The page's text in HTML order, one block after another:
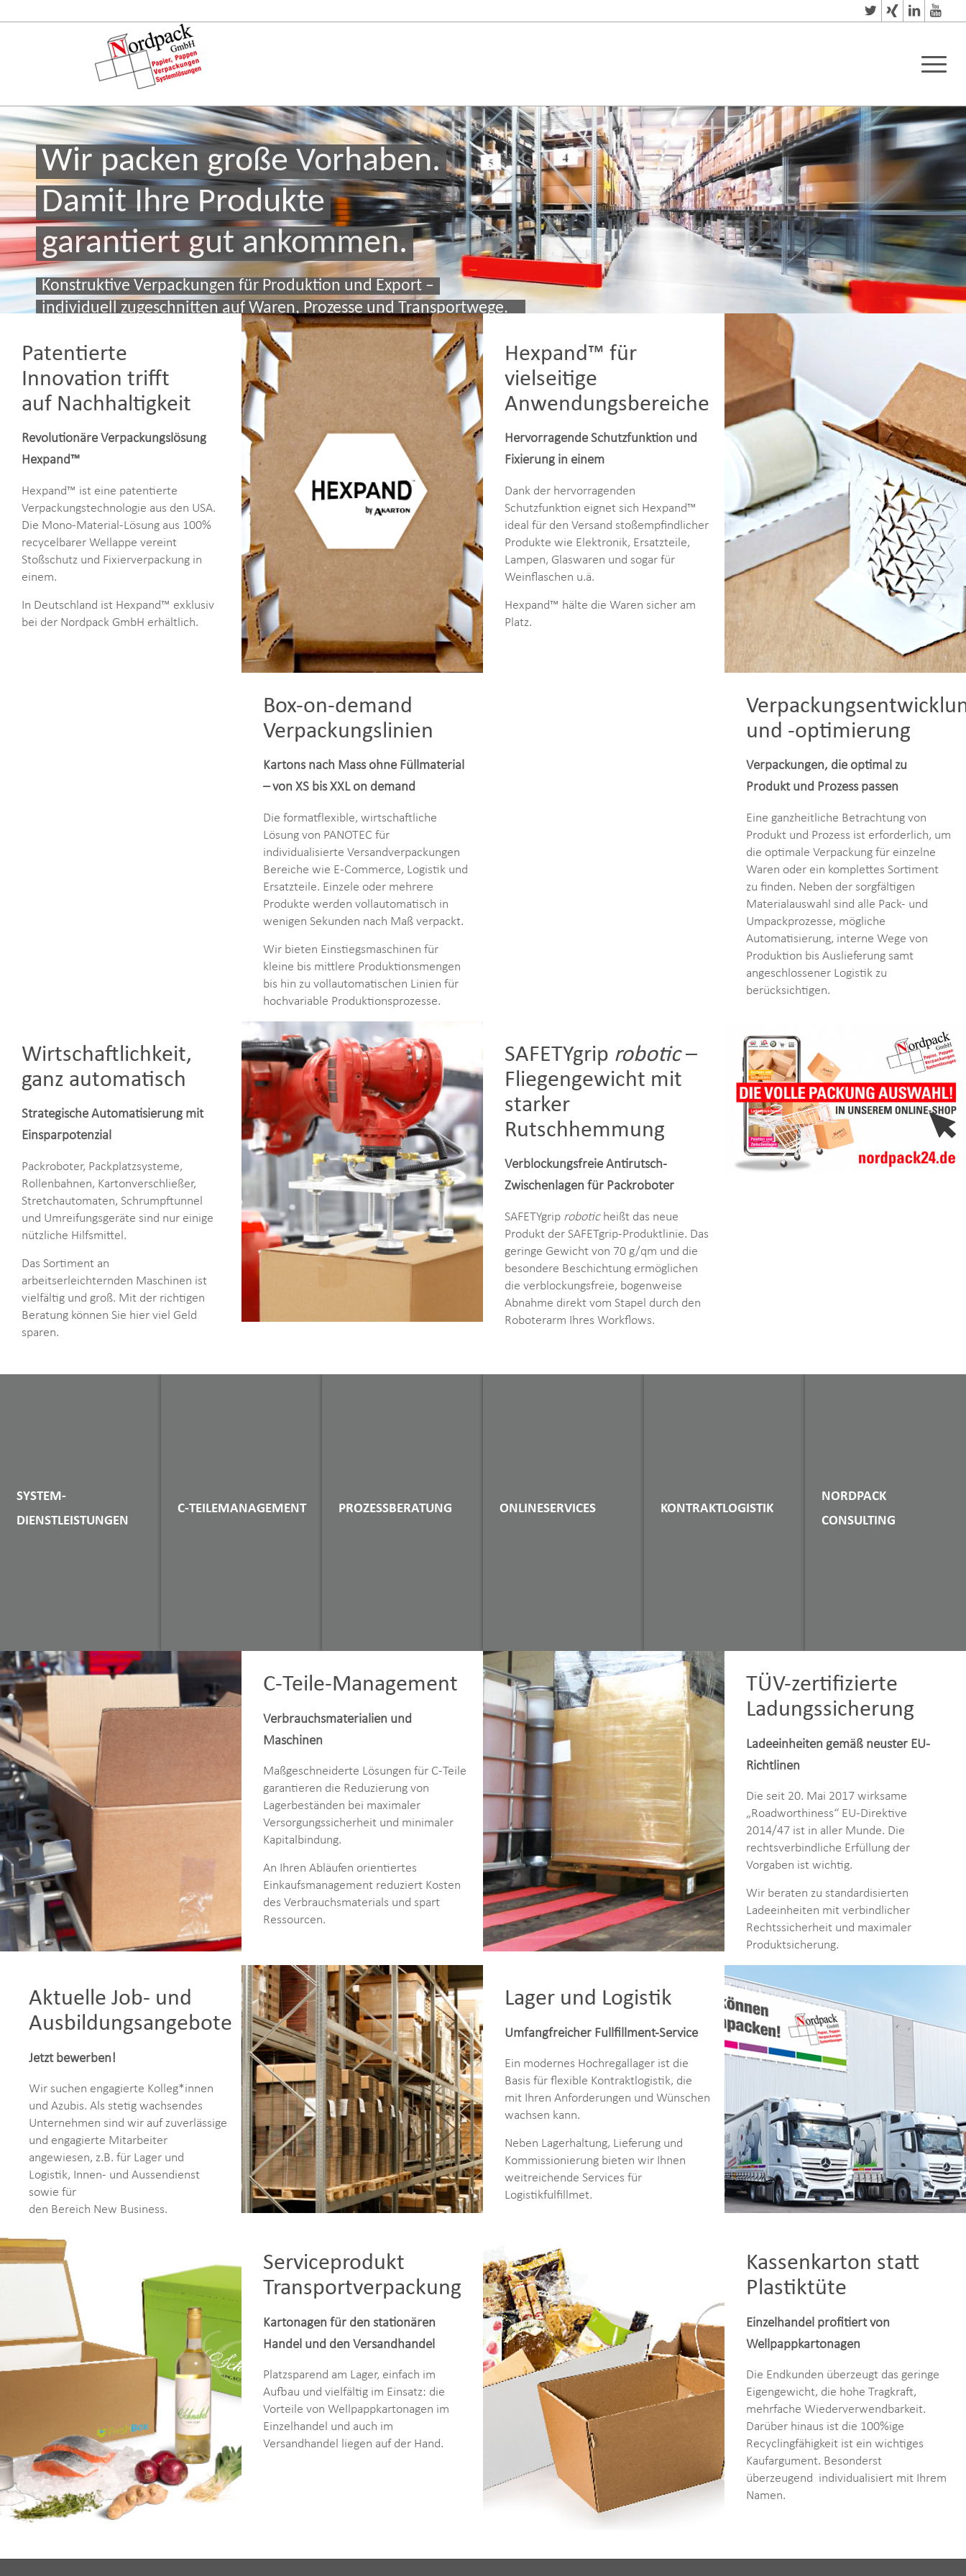
Wir packen große Vorhaben.
Damit Ihre Produkte
garantiert gut ankommen.
Konstruktive Verpackungen für Produktion und Export –
individuell zugeschnitten auf Waren, Prozesse und Transportwege.
Patentierte
Innovation trifft
auf Nachhaltigkeit
Revolutionäre Verpackungslösung
Hexpand™
Hexpand™ ist eine patentierte
Verpackungstechnologie aus den USA.
Die Mono-Material-Lösung aus 100%
recycelbarer Wellappe vereint
Stoßschutz und Fixierverpackung in
einem.
In Deutschland ist Hexpand™ exklusiv
bei der Nordpack GmbH erhältlich.
Hexpand™ für
vielseitige
Anwendungsbereiche
Hervorragende Schutzfunktion und
Fixierung in einem
Dank der hervorragenden
Schutzfunktion eignet sich Hexpand™
ideal für den Versand stoßempfindlicher
Produkte wie Elektronik, Ersatzteile,
Lampen, Glaswaren und sogar für
Weinflaschen u.ä.
Hexpand™ hälte die Waren sicher am
Platz.
Box-on-demand
Verpackungslinien
Kartons nach Mass ohne Füllmaterial
– von XS bis XXL on demand
Die formatflexible, wirtschaftliche
Lösung von PANOTEC für
individualisierte Versandverpackungen
Bereiche wie E-Commerce, Logistik und
Ersatzteile. Einzele oder mehrere
Produkte werden vollautomatisch in
wenigen Sekunden nach Maß verpackt.
Wir bieten Einstiegsmaschinen für
kleine bis mittlere Produktionsmengen
bis hin zu vollautomatischen Linien für
hochvariable Produktionsprozesse.
und -optimierung
Verpackungen, die optimal zu
Produkt und Prozess passen
Eine ganzheitliche Betrachtung von
Produkt und Prozess ist erforderlich, um
die optimale Verpackung für einzelne
Waren oder ein komplettes Sortiment
zu finden. Neben der sorgfältigen
Materialauswahl sind alle Pack- und
Umpackprozesse, mögliche
Automatisierung, interne Wege von
Produktion bis Auslieferung samt
angeschlossener Logistik zu
berücksichtigen.
Wirtschaftlichkeit,
ganz automatisch
Strategische Automatisierung mit
Einsparpotenzial
Packroboter, Packplatzsysteme,
Rollenbahnen, Kartonverschließer,
Stretchautomaten, Schrumpftunnel
und Umreifungsgeräte sind nur einige
nützliche Hilfsmittel.
Das Sortiment an
arbeitserleichternden Maschinen ist
vielfältig und groß. Mit der richtigen
Beratung können Sie hier viel Geld
sparen.
SAFETYgrip robotic–
Fliegengewicht mit
starker
Rutschhemmung
Verblockungsfreie Antirutsch-
Zwischenlagen für Packroboter
SAFETYgrip roboticheißt das neue
Produkt der SAFETgrip-Produktlinie. Das
geringe Gewicht von 70 g/qm und die
besondere Beschichtung ermöglichen
die verblockungsfreie, bogenweise
Abnahme direkt vom Stapel durch den
Roboterarm Ihres Workflows.
SYSTEM-
DIENSTLEISTUNGEN
C-TEILEMANAGEMENT PROZESSBERATUNG ONLINESERVICES KONTRAKTLOGISTIK
NORDPACK
CONSULTING
C-Teile-Management
Verbrauchsmaterialien und
Maschinen
Maßgeschneiderte Lösungen für C-Teile
garantieren die Reduzierung von
Lagerbeständen bei maximaler
Versorgungssicherheit und minimaler
Kapitalbindung.
An Ihren Abläufen orientiertes
Einkaufsmanagement reduziert Kosten
des Verbrauchsmaterials und spart
Ressourcen.
TÜV-zertifizierte
Ladungssicherung
Ladeeinheiten gemäß neuster EU-
Richtlinen
Die seit 20. Mai 2017 wirksame
„Roadworthiness“ EU-Direktive
2014/47 ist in aller Munde. Die
rechtsverbindliche Erfüllung der
Vorgaben ist wichtig.
Wir beraten zu standardisierten
Ladeeinheiten mit verbindlicher
Rechtssicherheit und maximaler
Produktsicherung.
Aktuelle Job- und
Ausbildungsangebote
Jetzt bewerben!
Wir suchen engagierte Kolleg*innen
und Azubis. Als stetig wachsendes
Unternehmen sind wir auf zuverlässige
und engagierte Mitarbeiter
angewiesen, z.B. für Lager und
Logistik, Innen- und Aussendienst
sowie für
den Bereich New Business.
Lager und Logistik
Umfangfreicher Fullfillment-Service
Ein modernes Hochregallager ist die
Basis für flexible Kontraktlogistik, die
mit Ihren Anforderungen und Wünschen
wachsen kann.
Neben Lagerhaltung, Lieferung und
Kommissionierung bieten wir Ihnen
weitreichende Services für
Logistikfulfillmet.
Serviceprodukt
Transportverpackung
Kartonagen für den stationären
Handel und den Versandhandel
Platzsparend am Lager, einfach im
Aufbau und vielfältig im Einsatz: die
Vorteile von Wellpappkartonagen im
Einzelhandel und auch im
Versandhandel liegen auf der Hand.
Kassenkarton statt
Plastiktüte
Einzelhandel profitiert von
Wellpappkartonagen
Die Endkunden überzeugt das geringe
Eigengewicht, die hohe Tragkraft,
mehrfache Wiederverwendbarkeit.
Darüber hinaus ist die 100%ige
Recyclingfähigkeit ist ein wichtiges
Kaufargument. Besonderst
überzeugend individualisiert mit Ihrem
Namen.